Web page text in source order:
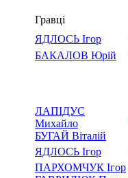
Гравці
ЯДЛОСЬ Ігор
БАКАЛОВ Юрій
ЛАПІДУС
Михайло
БУГАЙ Віталій
ЯДЛОСЬ Ігор
ПАРХОМЧУК Ігор